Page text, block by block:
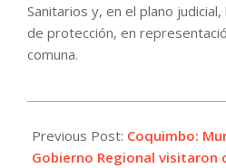
Sanitarios y, en el plano
de protección, en
comuna.
02-
07
Previous Post: Coquimbo:
Gobierno Regional visitaron